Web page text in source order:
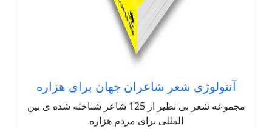
آنتولوژی شعر شاعران جهان برای هزاره
مجموعه شعر بی نظیر از 125 شاعر شناخته شده ی بین
المللی برای مردم هزاره